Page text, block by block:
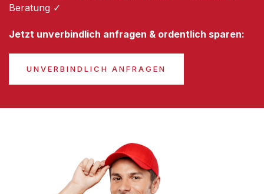
Beratung ✓
Jetzt unverbindlich anfragen & ordentlich sparen:
UNVERBINDLICH ANFRAGEN